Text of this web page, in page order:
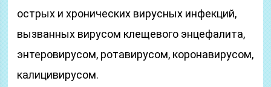
острых и хронических вирусных инфекций,
вызванных вирусом клещевого энцефалита,
энтеровирусом, ротавирусом, коронавирусом,
калицивирусом.